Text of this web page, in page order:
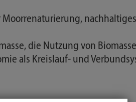
nachhaltiges
die Nutzung von
als Kreislauf- und